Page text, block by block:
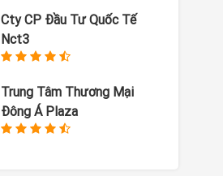
Cty CP Đầu Tư Quốc Tế
Nct3
Trung Tâm Thương Mại
Đông Á Plaza